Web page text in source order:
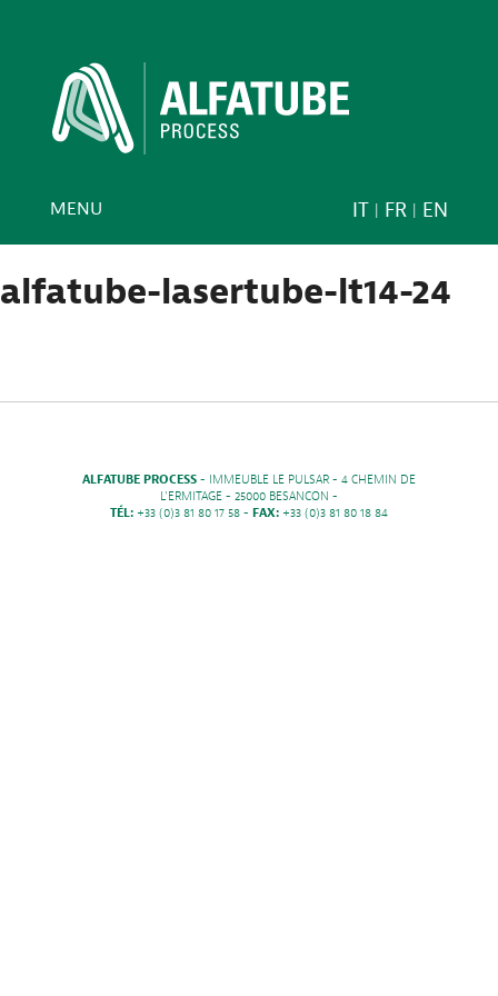
IT FR EN
MENU
alfatube-lasertube-lt14-24
ALFATUBE PROCESS - IMMEUBLE LE PULSAR - 4 CHEMIN DE
L'ERMITAGE - 25000 BESANCON -
TÉL: +33 (0)3 81 80 17 58 - FAX: +33 (0)3 81 80 18 84